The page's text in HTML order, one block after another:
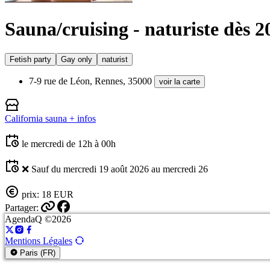
Sauna/cruising - naturiste dès
Fetish party Gay only naturist
7-9 rue de Léon, Rennes, 35000 voir la carte
California sauna + infos
le mercredi de 12h à 00h
❌ Sauf du mercredi 19 août 2026 au mercredi 26
prix: 18 EUR
Partager:
AgendaQ ©2026
Mentions Légales
Paris (FR)